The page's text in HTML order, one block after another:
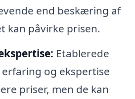
end beskæring af
kan påvirke prisen.
Etablerede
og ekspertise
priser, men de kan